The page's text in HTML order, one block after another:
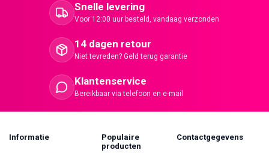
Snelle levering
Voor 12:00 uur besteld, vandaag verzonden
14 dagen retour
Niet tevreden? Geld terug garantie
Klantenservice
Bereikbaar via telefoon en e-mail
Informatie
Populaire
producten
Contactgegevens